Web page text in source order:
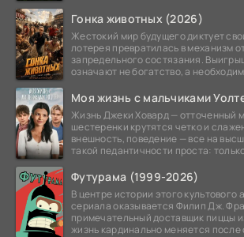
Гонка животных (2026)
Жестокий мир будущего диктует
лотерея превратилась в механизм
запредельного состязания.
означают не богатство, а
Моя жизнь с мальчиками
Жизнь Джеки Ховард — отточенный
шестеренки крутятся четко и
внешность, поведение — все на
такой педантичности проста:
Футурама (1999-2026)
В центре истории этого культового
сериала оказывается Филип Дж.
примечательный доставщик пиццы
жизнь кардинально меняется после